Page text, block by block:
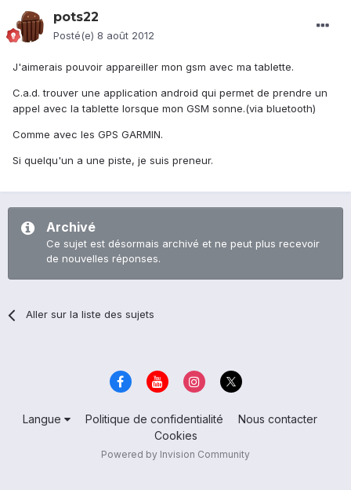
pots22
Posté(e) 8 août 2012
J'aimerais pouvoir appareiller mon gsm avec ma tablette.
C.a.d. trouver une application android qui permet de prendre un
appel avec la tablette lorsque mon GSM sonne.(via bluetooth)
Comme avec les GPS GARMIN.
Si quelqu'un a une piste, je suis preneur.
Archivé
Ce sujet est désormais archivé et ne peut plus recevoir
de nouvelles réponses.
Aller sur la liste des sujets
Langue Politique de confidentialité
Nous contacter
Cookies
Powered by Invision Community